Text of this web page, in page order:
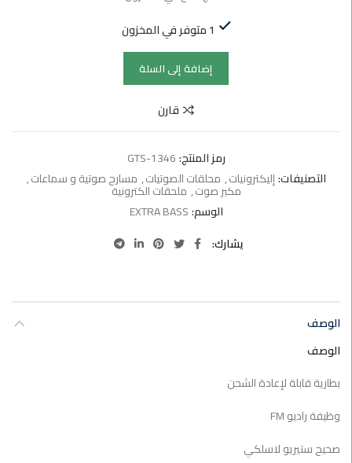
1 متوفر في المخزون
إضافة إلى السلة
قارن
رمز المنتج:GTS-1346
التصنيفات:إليكترونيات, محلقات الصوتيات, مسارح صوتية و سماعات,
مكبر صوت, ملحقات الكترونية
الوسم:EXTRA BASS
يشارك
الوصف
الوصف
بطارية قابلة لإعادة الشحن
وظيفة راديو FM
صحيح ستيريو لاسلكي